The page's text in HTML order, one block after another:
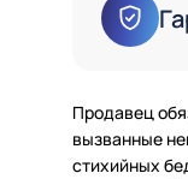
Продавец
вызванные
стихийных